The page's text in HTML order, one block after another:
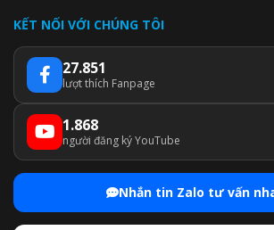
KẾT NỐI VỚI CHÚNG TÔI
27.851
lượt thích Fanpage
1.868
người đăng ký YouTube
Nhắn tin Zalo tư vấn